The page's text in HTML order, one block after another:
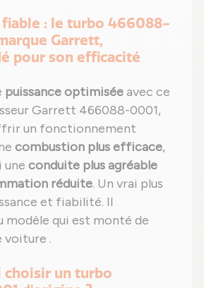
fiable : le turbo 466088-
Garrett,
pour son efficacité
puissance optimiséeavec ce
Garrett 466088-0001,
un fonctionnement
combustion plus efficace,
une conduite plus agréable
réduite. Un vrai plus
et fiabilité. Il
modèle qui est monté de
voiture .
choisir un turbo